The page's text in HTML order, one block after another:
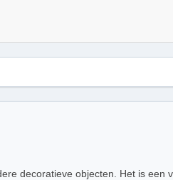
decoratieve objecten. Het is een